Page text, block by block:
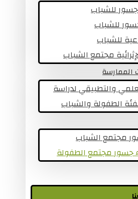
للشباب
للشباب
للشباب​
مجتمع الشباب
والتطبيقي لدراسة
لفئة الطفولة والشباب
مجتمع الشباب
جسور مجتمع الطفولة